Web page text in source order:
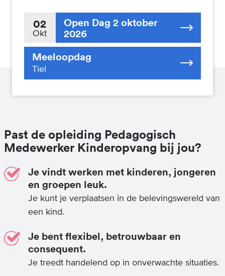
02
Okt
Open Dag 2 oktober
2026
Meeloopdag
Tiel
Past de opleiding Pedagogisch
Medewerker Kinderopvang bij jou?
Je vindt werken met kinderen, jongeren
en groepen leuk.
Je kunt je verplaatsen in de belevingswereld van
een kind.
Je bent flexibel, betrouwbaar en
consequent.
Je treedt handelend op in onverwachte situaties.